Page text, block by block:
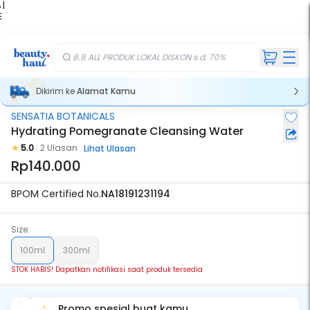
|
8.8 ALL PRODUK LOKAL DISKON s.d. 70%
Dikirim keAlamat Kamu
Stok Habis
SENSATIA BOTANICALS
Hydrating Pomegranate Cleansing Water
5.0 2 Ulasan Lihat Ulasan
Rp140.000
BPOM Certified No.NA18191231194
Size:
100ml
300ml
STOK HABIS! Dapatkan notifikasi saat produk tersedia